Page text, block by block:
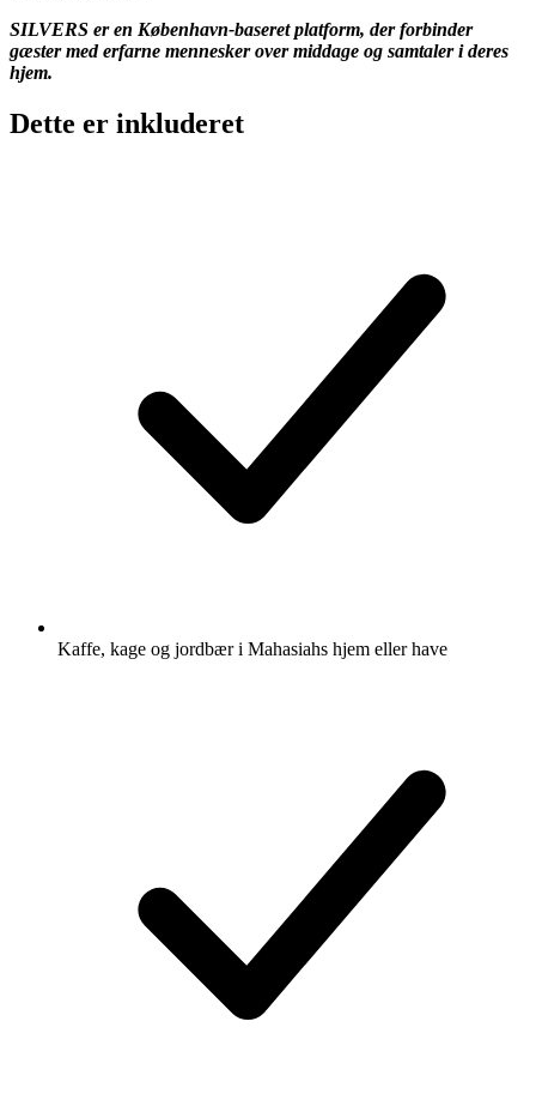
SILVERS er en København-baseret platform, der forbinder
gæster med erfarne mennesker over middage og samtaler i deres
hjem.
Dette er inkluderet
Kaffe, kage og jordbær i Mahasiahs hjem eller have